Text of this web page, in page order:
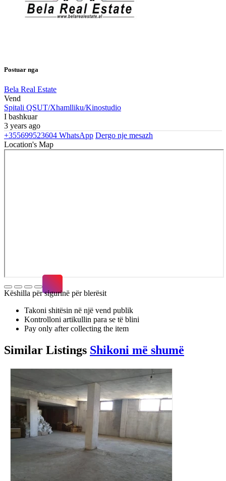
Postuar nga
Bela Real Estate
Vend
Spitali QSUT/Xhamlliku/Kinostudio
I bashkuar
3 years ago
+355699523604 WhatsApp Dergo nje mesazh
Location's Map
Këshilla për sigurinë për blerësit
Takoni shitësin në një vend publik
Kontrolloni artikullin para se të blini
Pay only after collecting the item
Similar Listings Shikoni më shumë